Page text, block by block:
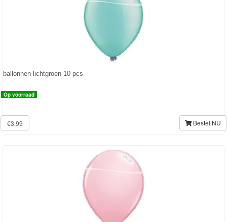
ballonnen lichtgroen 10 pcs
Op voorraad
€3.99 Bestel NU